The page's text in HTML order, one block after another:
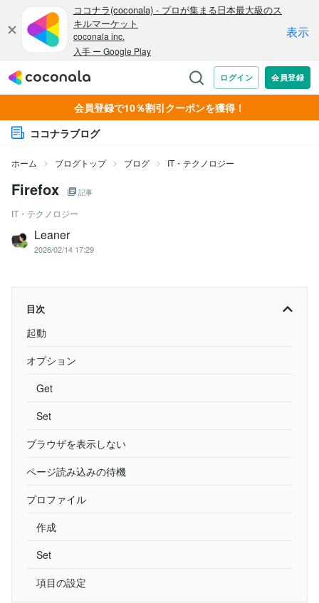
会員登録で10％割引クーポンを獲得！
ココナラブログ
ホーム ブログトップ ブログ IT・テクノロジー
Firefox 記事
IT・テクノロジー
Leaner
2026/02/14 17:29
目次
起動
オプション
Get
Set
ブラウザを表示しない
ページ読み込みの待機
プロファイル
作成
Set
項目の設定